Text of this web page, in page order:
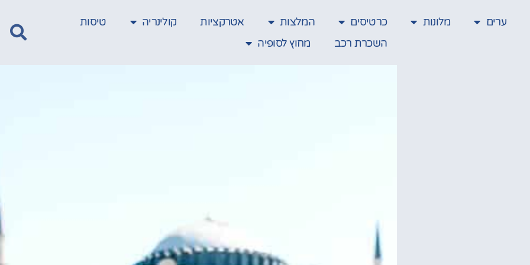
ערים מלונות כרטיסים המלצות אטרקציות קולינריה
טיסות
השכרת רכב
מחוץ לסופיה